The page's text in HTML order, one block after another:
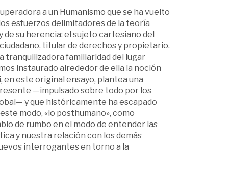
a un Humanismo que se ha vuelto
esfuerzos delimitadores de la teoría
de su herencia: el sujeto cartesiano del
titular de derechos y propietario.
tranquilizadora familiaridad del lugar
instaurado alrededor de ella la noción
este original ensayo, plantea una
—impulsado sobre todo por los
y que históricamente ha escapado
modo, «lo posthumano», como
de rumbo en el modo de entender las
y nuestra relación con los demás
interrogantes en torno a la